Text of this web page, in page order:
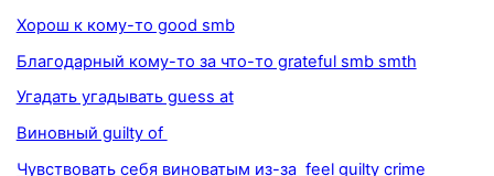
Хорош к кому-то good smb
Благодарный кому-то за что-то grateful smb smth
Угадать угадывать guess at
Виновный guilty of
Чувствовать себя виноватым из-за feel guilty crime